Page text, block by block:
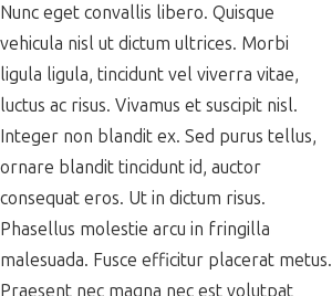
Nunc eget convallis libero. Quisque
vehicula nisl ut dictum ultrices. Morbi
ligula ligula, tincidunt vel viverra vitae,
luctus ac risus. Vivamus et suscipit nisl.
Integer non blandit ex. Sed purus tellus,
ornare blandit tincidunt id, auctor
consequat eros. Ut in dictum risus.
Phasellus molestie arcu in fringilla
malesuada. Fusce efficitur placerat metus.
Praesent nec magna nec est volutpat